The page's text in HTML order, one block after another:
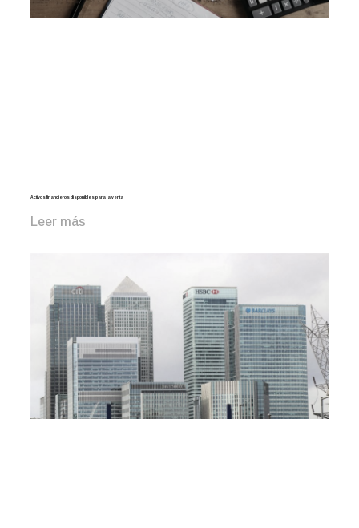
Activos financieros disponibles para la venta
Leer más